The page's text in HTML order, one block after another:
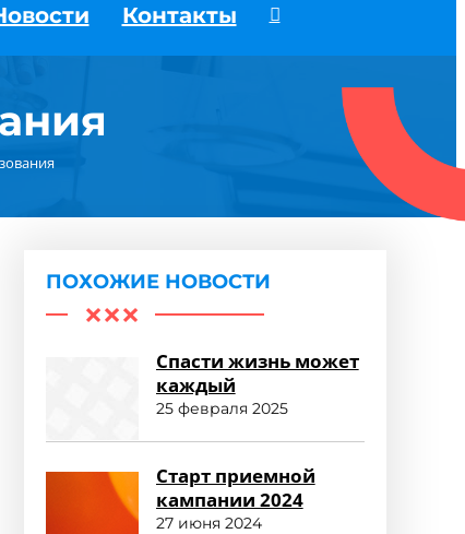
Контакты
ПОХОЖИЕ НОВОСТИ
Спасти жизнь может
каждый
25 февраля 2025
Старт приемной
кампании 2024
27 июня 2024